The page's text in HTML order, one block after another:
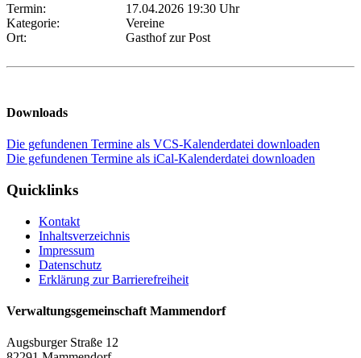
Termin:
17.04.2026 19:30 Uhr
Kategorie:
Vereine
Ort:
Gasthof zur Post
Downloads
Die gefundenen Termine als VCS-Kalenderdatei downloaden
Die gefundenen Termine als iCal-Kalenderdatei downloaden
Quicklinks
Kontakt
Inhaltsverzeichnis
Impressum
Datenschutz
Erklärung zur Barrierefreiheit
Verwaltungsgemeinschaft Mammendorf
Augsburger Straße 12